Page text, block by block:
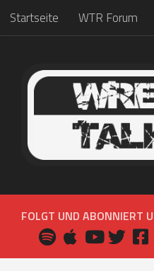
Zum Inhalt springen
Startseite WTR Forum
FOLGT UND ABONNIERT